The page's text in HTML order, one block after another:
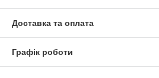
Доставка та оплата
Графік роботи